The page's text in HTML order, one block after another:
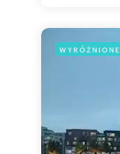
WYRÓŻNIONE